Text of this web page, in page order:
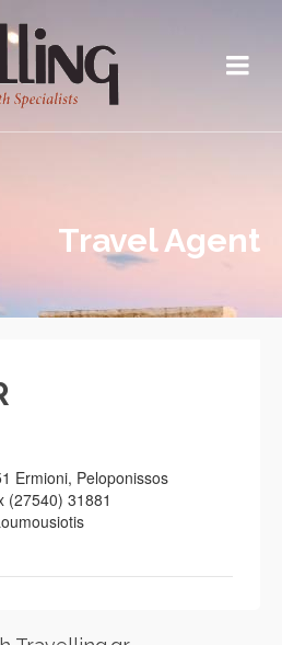
Travel Agent
Ermioni, Peloponissos
(27540) 31881